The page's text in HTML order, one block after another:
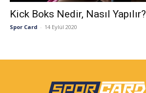
Kick Boks Nedir, Nasıl Yapılır?
Spor Card - 14 Eylül 2020